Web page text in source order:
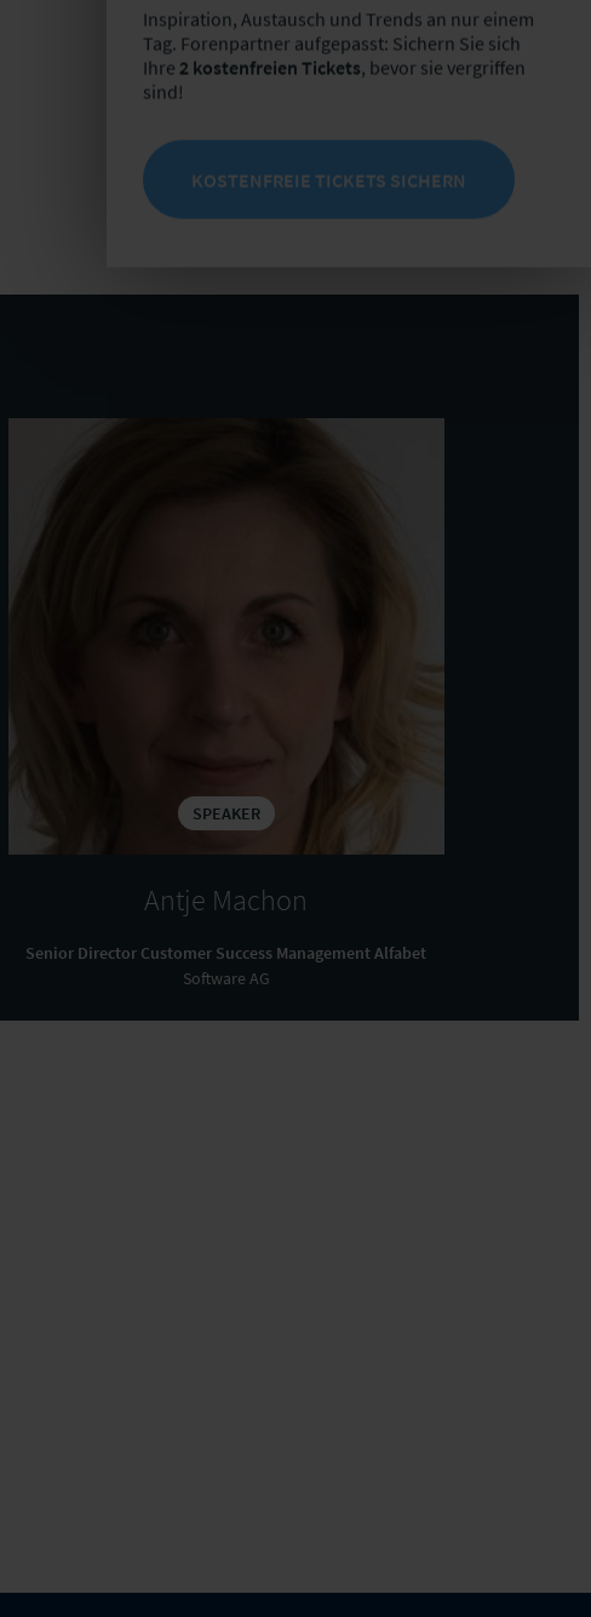
SPEAKER
Antje Machon
Senior Director Customer Success Management Alfabet
Software AG
Inspiration, Austausch und Trends an nur einem
Tag. Forenpartner aufgepasst: Sichern Sie sich
Ihre 2 kostenfreien Tickets, bevor sie vergriffen
sind!
KOSTENFREIE TICKETS SICHERN